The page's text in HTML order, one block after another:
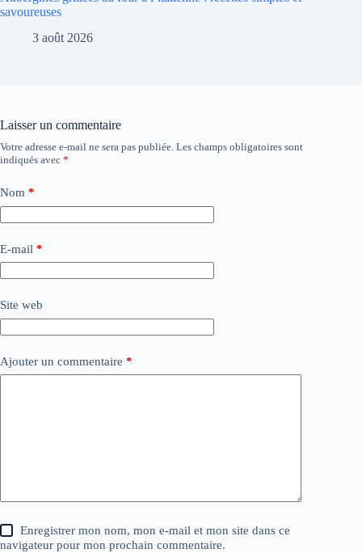
savoureuses
3 août 2026
Laisser un commentaire
Votre adresse e-mail ne sera pas publiée. Les champs obligatoires sont
indiqués avec *
Nom *
E-mail *
Site web
Ajouter un commentaire *
Enregistrer mon nom, mon e-mail et mon site dans ce
navigateur pour mon prochain commentaire.